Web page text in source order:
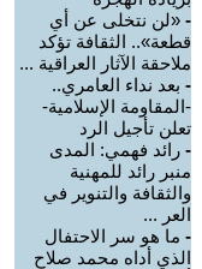
- «لن نتخلى عن أي
قطعة».. الثقافة تؤكد
ملاحقة الآثار العراقية ...
- بعد نداء العامري..
-المقاومة الإسلامية-
تعلن تأجيل الرد
- رائد فهمي: المدى
منبر رائد للمهنية
والثقافة والتنوير في
العر ...
- ما هو سر الاحتفال
الذي أداه محمد صلاح